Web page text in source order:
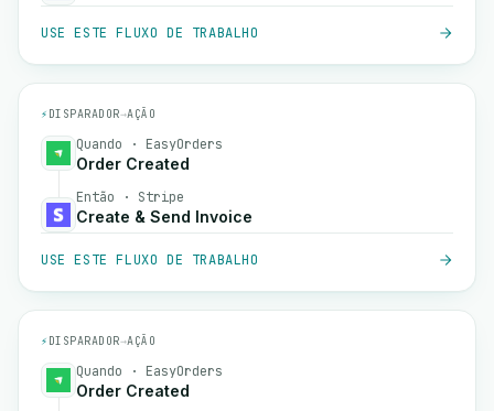
USE ESTE FLUXO DE TRABALHO
⚡ DISPARADOR→AÇÃO
Quando · EasyOrders
Order Created
Então · Stripe
Create & Send Invoice
USE ESTE FLUXO DE TRABALHO
⚡ DISPARADOR→AÇÃO
Quando · EasyOrders
Order Created